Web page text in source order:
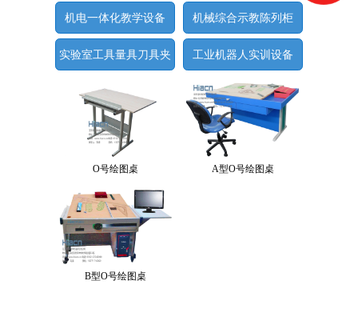
机电一体化教学设备 机械综合示教陈列柜
实验室工具量具刀具夹 工业机器人实训设备
O号绘图桌 A型O号绘图桌
B型O号绘图桌